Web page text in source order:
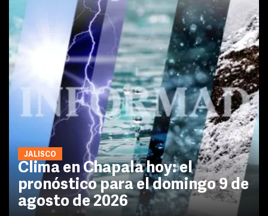
JALISCO
Clima en Chapala hoy: el
pronóstico para el domingo 9 de
agosto de 2026